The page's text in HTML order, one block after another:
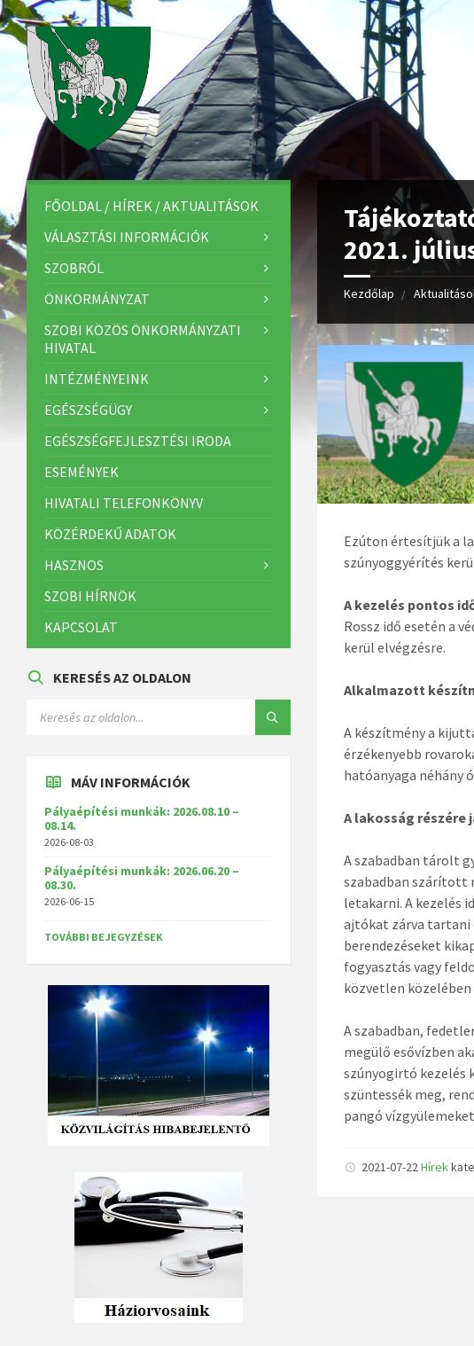
2021.
Kezdőlap
Ezúton értesítjük a
szúnyoggyérítés
A kezelés pontos
Rossz idő esetén a
kerül elvégzésre.
Alkalmazott
A készítmény a
érzékenyebb
hatóanyaga néhány
A lakosság
A szabadban tárolt
szabadban szárított
letakarni. A kezelés
ajtókat zárva tartani
berendezéseket
fogyasztás vagy
közvetlen
A szabadban,
megülő esővízben
szúnyogirtó kezelés
szüntessék meg,
pangó
2021-07-22Hírek
FŐOLDAL / HÍREK / AKTUALITÁSOK
VÁLASZTÁSI INFORMÁCIÓK
SZOBRÓL
ÖNKORMÁNYZAT
SZOBI KÖZÖS ÖNKORMÁNYZATI
HIVATAL
INTÉZMÉNYEINK
EGÉSZSÉGÜGY
EGÉSZSÉGFEJLESZTÉSI IRODA
ESEMÉNYEK
HIVATALI TELEFONKÖNYV
KÖZÉRDEKŰ ADATOK
HASZNOS
SZOBI HÍRNÖK
KAPCSOLAT
KERESÉS AZ OLDALON
MÁV INFORMÁCIÓK
Pályaépítési munkák: 2026.08.10 –
08.14.
2026-08-03
Pályaépítési munkák: 2026.06.20 –
08.30.
2026-06-15
TOVÁBBI BEJEGYZÉSEK